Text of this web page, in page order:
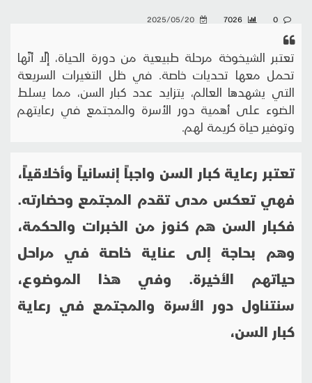
تعتبر الشيخوخة مرحلة طبيعية من دورة الحياة، إلّا أنّها
تحمل معها تحديات خاصة. في ظل التغيرات السريعة
التي يشهدها العالم، يتزايد عدد كبار السن، مما يسلط
الضوء على أهمية دور الأسرة والمجتمع في رعايتهم
وتوفير حياة كريمة لهم.
تعتبر رعاية كبار السن واجباً إنسانياً وأخلاقياً،
فهي تعكس مدى تقدم المجتمع وحضارته.
فكبار السن هم كنوز من الخبرات والحكمة،
وهم بحاجة إلى عناية خاصة في مراحل
حياتهم الأخيرة. وفي هذا الموضوع،
سنتناول دور الأسرة والمجتمع في رعاية
كبار السن،